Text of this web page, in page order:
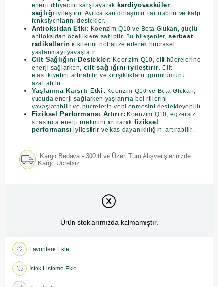
enerji ihtiyacını karşılayarak kardiyovasküler
sağlığı iyileştirir. Ayrıca kan dolaşımını artırabilir ve kalp
fonksiyonlarını destekler.
Antioksidan Etki: Koenzim Q10 ve Beta Glukan, güçlü
antioksidan özelliklere sahiptir. Bu bileşenler,serbest
radikallerin etkilerini nötralize ederek hücresel
yaşlanmayı yavaşlatır.
Cilt Sağlığını Destekler: Koenzim Q10, cilt hücrelerine
enerji sağlarken, cilt sağlığını iyileştirir. Cilt
elastikiyetini artırabilir ve kırışıklıkların görünümünü
azaltabilir.
Yaşlanma Karşıtı Etki: Koenzim Q10 ve Beta Glukan,
vücuda enerji sağlarken yaşlanma belirtilerini
yavaşlatabilir ve hücrelerin yenilenmesini destekleyebilir.
Fiziksel Performansı Artırır: Koenzim Q10, egzersiz
sırasında enerji üretimini artırarak fiziksel
performansı iyileştirir ve kas dayanıklılığını artırabilir.
Kargo Bedava - 300 tl ve Üzeri Tüm Alışverişlerinizde
Kargo Ücretsiz
Ürün stoklarımızda kalmamıştır.
Favorilere Ekle
İstek Listeme Ekle